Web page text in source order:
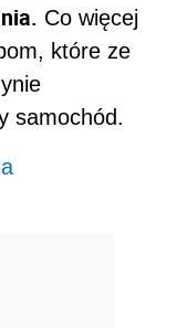
Co więcej
które ze
samochód.